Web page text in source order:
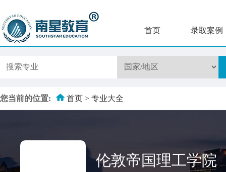
首页 录取案例
您当前的位置: 首页 > 专业大全
伦敦帝国理工学院